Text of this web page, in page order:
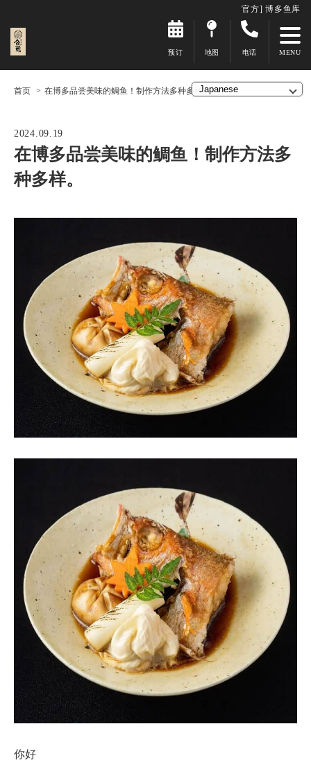
官方] 博多鱼库
预订 地图 电话
首页 在博多品尝美味的鲷鱼！制作方法多种多样。
2024.09.19
在博多品尝美味的鲷鱼！制作方法多
种多样。
你好